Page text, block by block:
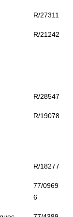
R/27311
R/21242
R/28547
R/19078
R/18277
77/0969
6